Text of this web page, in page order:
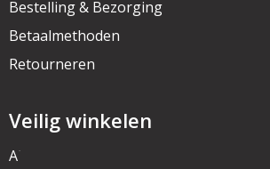
Bestelling & Bezorging
Betaalmethoden
Retourneren
Veilig winkelen
Algemene voorwaarden